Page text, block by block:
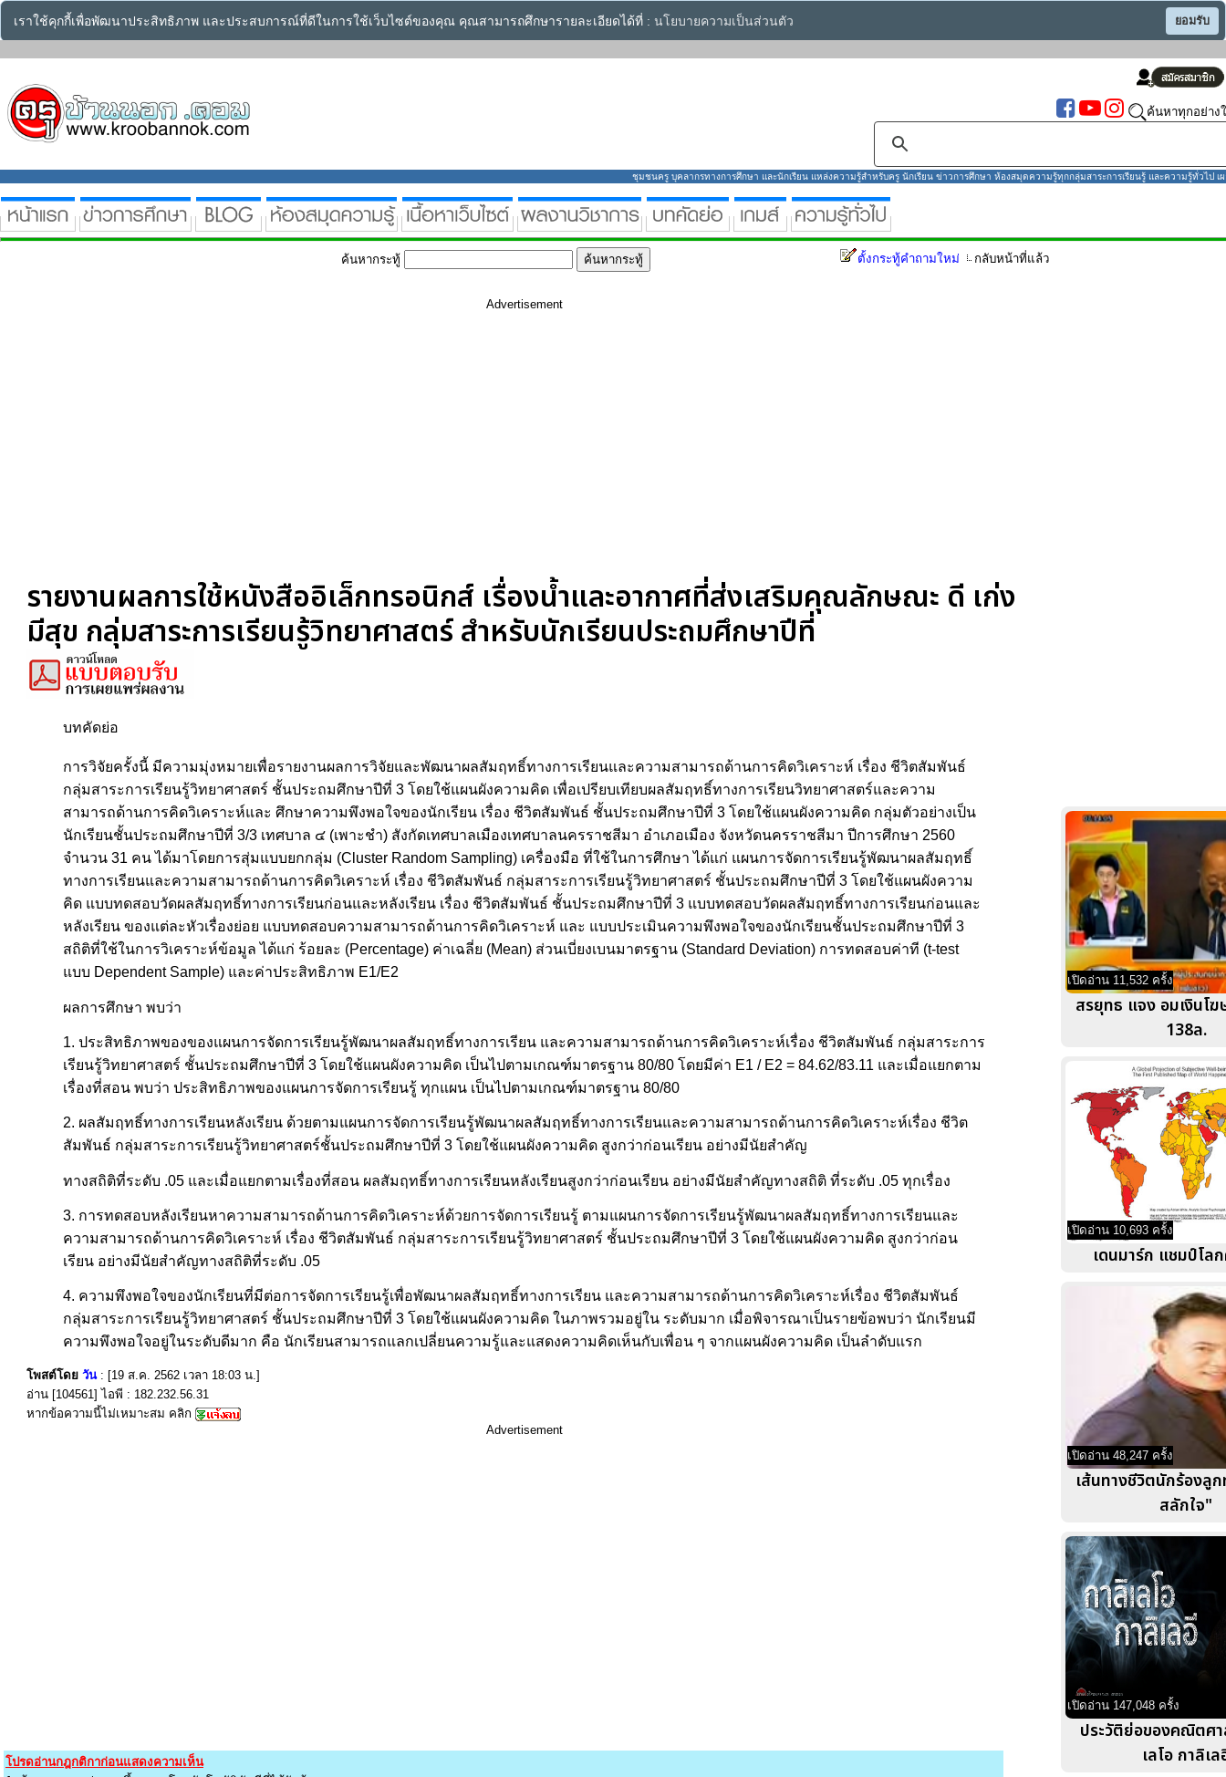
เราใช้คุกกี้เพื่อพัฒนาประสิทธิภาพ และประสบการณ์ที่ดีในการใช้เว็บไซต์ของคุณ คุณสามารถศึกษารายละเอียดได้ที่ : นโยบายความเป็นส่วนตัว ยอมรับ
ค้นหาทุกอย่าง
ชุมชนครู บุคลากรทางการศึกษา และนักเรียน แหล่งความรู้สำหรับครู นักเรียน ข่าวการศึกษา ห้องสมุดความรู้ทุกกลุ่มสาระการเรียนรู้ และความรู้ทั่วไป เ
ค้นหากระทู้ ตั้งกระทู้คำถามใหม่ กลับหน้าที่แล้ว
Advertisement
รายงานผลการใช้หนังสืออิเล็กทรอนิกส์ เรื่องน้ำและอากาศที่ส่งเสริมคุณลักษณะ ดี เก่ง
มีสุข กลุ่มสาระการเรียนรู้วิทยาศาสตร์ สำหรับนักเรียนประถมศึกษาปีที่
บทคัดย่อ
การวิจัยครั้งนี้ มีความมุ่งหมายเพื่อรายงานผลการวิจัยและพัฒนาผลสัมฤทธิ์ทางการเรียนและความสามารถด้านการคิดวิเคราะห์ เรื่อง ชีวิตสัมพันธ์
กลุ่มสาระการเรียนรู้วิทยาศาสตร์ ชั้นประถมศึกษาปีที่ 3 โดยใช้แผนผังความคิด เพื่อเปรียบเทียบผลสัมฤทธิ์ทางการเรียนวิทยาศาสตร์และความ
สามารถด้านการคิดวิเคราะห์และ ศึกษาความพึงพอใจของนักเรียน เรื่อง ชีวิตสัมพันธ์ ชั้นประถมศึกษาปีที่ 3 โดยใช้แผนผังความคิด กลุ่มตัวอย่างเป็น
นักเรียนชั้นประถมศึกษาปีที่ 3/3 เทศบาล ๔ (เพาะชำ) สังกัดเทศบาลเมืองเทศบาลนครราชสีมา อำเภอเมือง จังหวัดนครราชสีมา ปีการศึกษา 2560
จำนวน 31 คน ได้มาโดยการสุ่มแบบยกกลุ่ม (Cluster Random Sampling) เครื่องมือ ที่ใช้ในการศึกษา ได้แก่ แผนการจัดการเรียนรู้พัฒนาผลสัมฤทธิ์
ทางการเรียนและความสามารถด้านการคิดวิเคราะห์ เรื่อง ชีวิตสัมพันธ์ กลุ่มสาระการเรียนรู้วิทยาศาสตร์ ชั้นประถมศึกษาปีที่ 3 โดยใช้แผนผังความ
คิด แบบทดสอบวัดผลสัมฤทธิ์ทางการเรียนก่อนและหลังเรียน เรื่อง ชีวิตสัมพันธ์ ชั้นประถมศึกษาปีที่ 3 แบบทดสอบวัดผลสัมฤทธิ์ทางการเรียนก่อนและ
หลังเรียน ของแต่ละหัวเรื่องย่อย แบบทดสอบความสามารถด้านการคิดวิเคราะห์ และ แบบประเมินความพึงพอใจของนักเรียนชั้นประถมศึกษาปีที่ 3
สถิติที่ใช้ในการวิเคราะห์ข้อมูล ได้แก่ ร้อยละ (Percentage) ค่าเฉลี่ย (Mean) ส่วนเบี่ยงเบนมาตรฐาน (Standard Deviation) การทดสอบค่าที (t-test
แบบ Dependent Sample) และค่าประสิทธิภาพ E1/E2
ผลการศึกษา พบว่า
1. ประสิทธิภาพของของแผนการจัดการเรียนรู้พัฒนาผลสัมฤทธิ์ทางการเรียน และความสามารถด้านการคิดวิเคราะห์เรื่อง ชีวิตสัมพันธ์ กลุ่มสาระการ
เรียนรู้วิทยาศาสตร์ ชั้นประถมศึกษาปีที่ 3 โดยใช้แผนผังความคิด เป็นไปตามเกณฑ์มาตรฐาน 80/80 โดยมีค่า E1 / E2 = 84.62/83.11 และเมื่อแยกตาม
เรื่องที่สอน พบว่า ประสิทธิภาพของแผนการจัดการเรียนรู้ ทุกแผน เป็นไปตามเกณฑ์มาตรฐาน 80/80
2. ผลสัมฤทธิ์ทางการเรียนหลังเรียน ด้วยตามแผนการจัดการเรียนรู้พัฒนาผลสัมฤทธิ์ทางการเรียนและความสามารถด้านการคิดวิเคราะห์เรื่อง ชีวิต
สัมพันธ์ กลุ่มสาระการเรียนรู้วิทยาศาสตร์ชั้นประถมศึกษาปีที่ 3 โดยใช้แผนผังความคิด สูงกว่าก่อนเรียน อย่างมีนัยสำคัญ
ทางสถิติที่ระดับ .05 และเมื่อแยกตามเรื่องที่สอน ผลสัมฤทธิ์ทางการเรียนหลังเรียนสูงกว่าก่อนเรียน อย่างมีนัยสำคัญทางสถิติ ที่ระดับ .05 ทุกเรื่อง
3. การทดสอบหลังเรียนหาความสามารถด้านการคิดวิเคราะห์ด้วยการจัดการเรียนรู้ ตามแผนการจัดการเรียนรู้พัฒนาผลสัมฤทธิ์ทางการเรียนและ
ความสามารถด้านการคิดวิเคราะห์ เรื่อง ชีวิตสัมพันธ์ กลุ่มสาระการเรียนรู้วิทยาศาสตร์ ชั้นประถมศึกษาปีที่ 3 โดยใช้แผนผังความคิด สูงกว่าก่อน
เรียน อย่างมีนัยสำคัญทางสถิติที่ระดับ .05
4. ความพึงพอใจของนักเรียนที่มีต่อการจัดการเรียนรู้เพื่อพัฒนาผลสัมฤทธิ์ทางการเรียน และความสามารถด้านการคิดวิเคราะห์เรื่อง ชีวิตสัมพันธ์
กลุ่มสาระการเรียนรู้วิทยาศาสตร์ ชั้นประถมศึกษาปีที่ 3 โดยใช้แผนผังความคิด ในภาพรวมอยู่ใน ระดับมาก เมื่อพิจารณาเป็นรายข้อพบว่า นักเรียนมี
ความพึงพอใจอยู่ในระดับดีมาก คือ นักเรียนสามารถแลกเปลี่ยนความรู้และแสดงความคิดเห็นกับเพื่อน ๆ จากแผนผังความคิด เป็นลำดับแรก
โพสต์โดย วัน : [19 ส.ค. 2562 เวลา 18:03 น.]
อ่าน [104561] ไอพี : 182.232.56.31
หากข้อความนี้ไม่เหมาะสม คลิก
Advertisement
โปรดอ่านกฎกติกาก่อนแสดงความเห็น
เปิดอ่าน 11,532 ครั้ง
สรยุทธ แจง อมเงินโ
138ล.
เปิดอ่าน 10,693 ครั้ง
เดนมาร์ก แชมป์โล
เปิดอ่าน 48,247 ครั้ง
เส้นทางชีวิตนักร้องลู
สลักใจ"
เปิดอ่าน 147,048 ครั้ง
ประวัติย่อของคณิตศ
เลโอ กาลิเล